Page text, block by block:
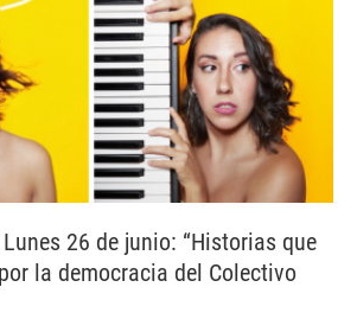
26 de junio: “Historias que
la democracia del Colectivo